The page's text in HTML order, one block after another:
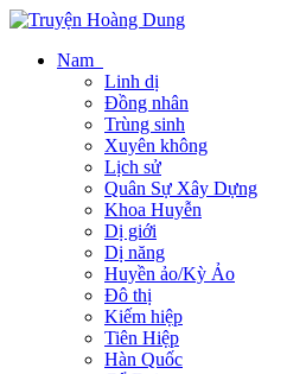
Nam
Linh dị
Đồng nhân
Trùng sinh
Xuyên không
Lịch sử
Quân Sự Xây Dựng
Khoa Huyễn
Dị giới
Dị năng
Huyền ảo/Kỳ Ảo
Đô thị
Kiếm hiệp
Tiên Hiệp
Hàn Quốc